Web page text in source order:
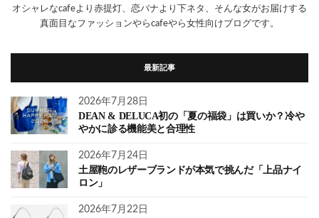
オシャレなcafeより赤提灯、恋バナより下ネタ、そんな女がお届けする
真面目なファッションやらcafeやら女性向けブログです。
最新記事
2026年7月28日
DEAN & DELUCA初の「夏の福袋」は買いか？冷や
やかに診る機能美と合理性
2026年7月24日
土屋鞄のレザーブランドが本気で挑んだ「上品ナイ
ロン」
2026年7月22日